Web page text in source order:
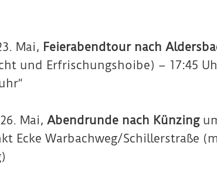
Mai, Feierabendtour nach
und Erfrischungshoibe) – 17:45
Mai,Abendrunde nach Künzing
Ecke Warbachweg/Schillerstraße